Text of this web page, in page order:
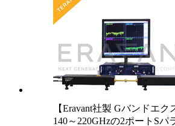
【Eravant社製 Gバンドエク
140～220GHzの2ポートS